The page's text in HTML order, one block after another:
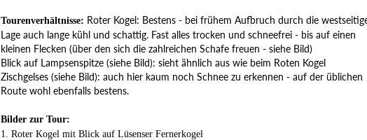
Tourenverhältnisse: Roter Kogel: Bestens - bei frühem Aufbruch durch die
Lage auch lange kühl und schattig. Fast alles trocken und schneefrei - bis auf einen
kleinen Flecken (über den sich die zahlreichen Schafe freuen - siehe Bild)
Blick auf Lampsenspitze (siehe Bild): sieht ähnlich aus wie beim Roten Kogel
Zischgelses (siehe Bild): auch hier kaum noch Schnee zu erkennen - auf der üblichen
Route wohl ebenfalls bestens.
Bilder zur Tour:
1. Roter Kogel mit Blick auf Lüsenser Fernerkogel